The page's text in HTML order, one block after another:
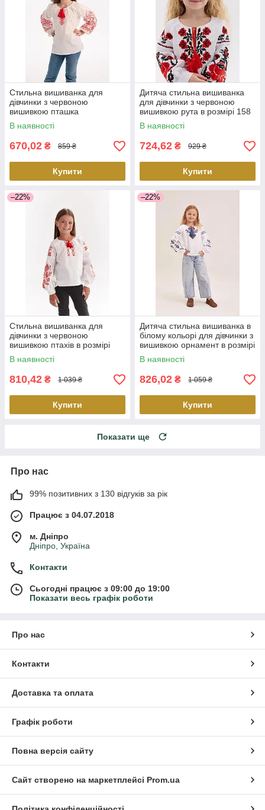
Стильна вишиванка для
дівчинки з червоною
вишивкою пташка
В наявності
670,02 ₴ 859 ₴
Купити
Дитяча стильна вишиванка
для дівчинки з червоною
вишивкою рута в розмірі 158
В наявності
724,62 ₴ 929 ₴
Купити
–22%
Стильна вишиванка для
дівчинки з червоною
вишивкою птахів в розмірі
134 і 146
В наявності
810,42 ₴ 1 039 ₴
Купити
–22%
Дитяча стильна вишиванка в
білому кольорі для дівчинки з
вишивкою орнамент в розмірі
116 і 140
В наявності
826,02 ₴ 1 059 ₴
Купити
Показати ще
Про нас
99% позитивних з 130 відгуків за рік
Працює з 04.07.2018
м. Дніпро
Дніпро, Україна
Контакти
Сьогодні працює з 09:00 до 19:00
Показати весь графік роботи
Про нас
Контакти
Доставка та оплата
Графік роботи
Повна версія сайту
Сайт створено на маркетплейсі Prom.ua